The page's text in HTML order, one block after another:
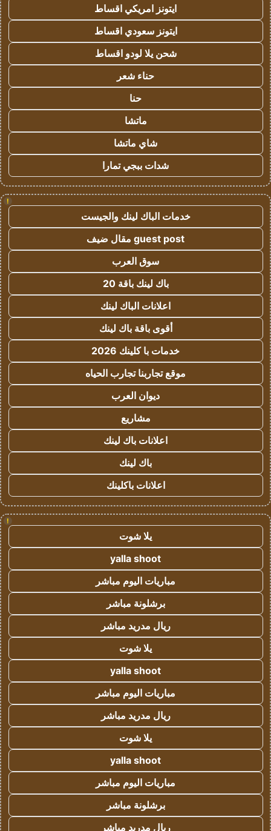
ايتونز امريكي اقساط
ايتونز سعودي اقساط
شحن يلا لودو اقساط
حناء شعر
حنا
ماتشا
شاي ماتشا
شدات ببجي تمارا
!
خدمات الباك لينك والجيست
guest post مقال ضيف
سوق العرب
باك لينك باقة 20
اعلانات الباك لينك
أقوى باقة باك لينك
خدمات با كلينك 2026
موقع تجاربنا تجارب الحياه
ديوان العرب
مشاريع
اعلانات باك لينك
باك لينك
اعلانات باكلينك
!
يلا شوت
yalla shoot
مباريات اليوم مباشر
برشلونة مباشر
ريال مدريد مباشر
يلا شوت
yalla shoot
مباريات اليوم مباشر
ريال مدريد مباشر
يلا شوت
yalla shoot
مباريات اليوم مباشر
برشلونة مباشر
ريال مدريد مباشر